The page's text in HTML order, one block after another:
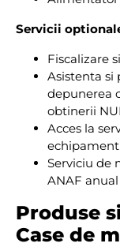
Servicii
Fiscalizare
Asistenta
depunerea
obtinerii
Acces la
Serviciu de
ANAF anual
Produse
Case de